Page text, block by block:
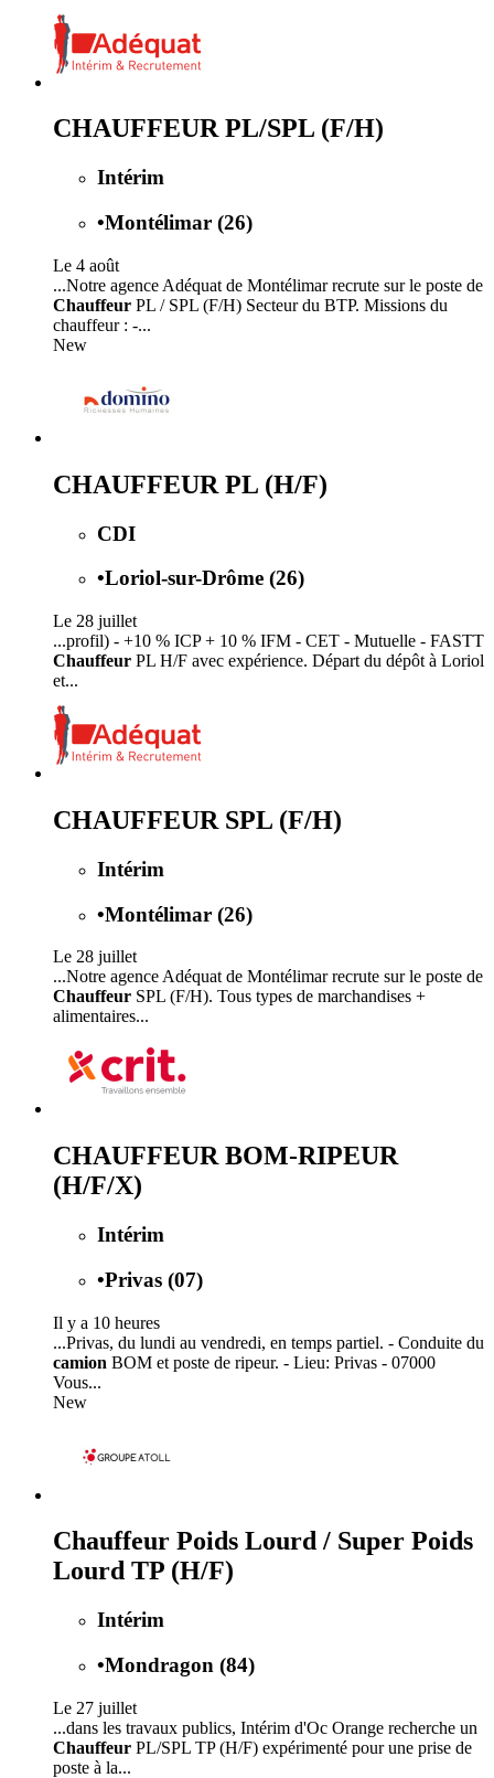
CHAUFFEUR PL/SPL (F/H)
Intérim
•Montélimar (26)
Le 4 août
...Notre agence Adéquat de Montélimar recrute sur le poste de
Chauffeur PL / SPL (F/H) Secteur du BTP. Missions du
chauffeur : -...
New
CHAUFFEUR PL (H/F)
CDI
•Loriol-sur-Drôme (26)
Le 28 juillet
...profil) - +10 % ICP + 10 % IFM - CET - Mutuelle - FASTT
Chauffeur PL H/F avec expérience. Départ du dépôt à Loriol
et...
CHAUFFEUR SPL (F/H)
Intérim
•Montélimar (26)
Le 28 juillet
...Notre agence Adéquat de Montélimar recrute sur le poste de
Chauffeur SPL (F/H). Tous types de marchandises +
alimentaires...
CHAUFFEUR BOM-RIPEUR
(H/F/X)
Intérim
•Privas (07)
Il y a 10 heures
...Privas, du lundi au vendredi, en temps partiel. - Conduite du
camion BOM et poste de ripeur. - Lieu: Privas - 07000
Vous...
New
Chauffeur Poids Lourd / Super Poids
Lourd TP (H/F)
Intérim
•Mondragon (84)
Le 27 juillet
...dans les travaux publics, Intérim d'Oc Orange recherche un
Chauffeur PL/SPL TP (H/F) expérimenté pour une prise de
poste à la...